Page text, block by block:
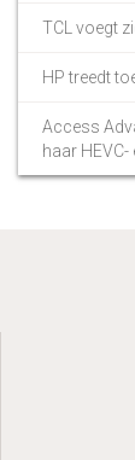
TCL voegt
HP treedt
Access
haar HEVC-